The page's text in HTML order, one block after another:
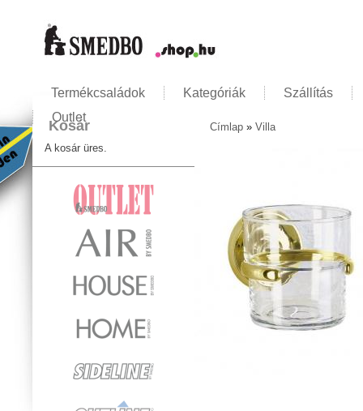
Termékcsaládok Kategóriák
Szállítás
Outlet
Kosár
A kosár üres.
Jelenlegi hely
Címlap »Villa